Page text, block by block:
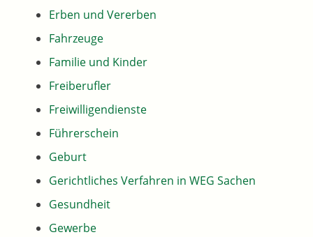
Erben und Vererben
Fahrzeuge
Familie und Kinder
Freiberufler
Freiwilligendienste
Führerschein
Geburt
Gerichtliches Verfahren in WEG Sachen
Gesundheit
Gewerbe